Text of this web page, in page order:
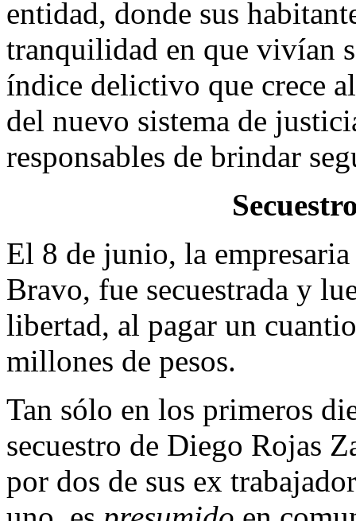
entidad, donde sus
tranquilidad en que vivían
índice delictivo que crece
del nuevo sistema de
responsables de brindar
El 8 de junio, la
Bravo, fue secuestrada y
libertad, al pagar un
millones de pesos.
Tan sólo en los primeros
secuestro de Diego Rojas
por dos de sus ex